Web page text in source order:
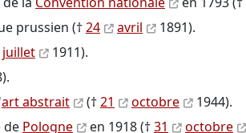
prussien (†24 avril
1891).
juillet
1911).
art abstrait (†21 octobre
1944).
de Pologne en 1918 (†31 octobre